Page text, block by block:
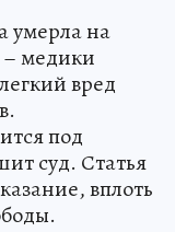
умерла на
– медики
вред
под
суд. Статья
вплоть